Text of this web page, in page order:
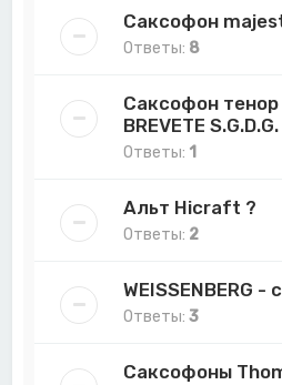
Саксофон
Ответы: 8
Саксофон
BREVETE S.G.D.G.
Ответы: 1
Альт Hicraft ?
Ответы: 2
WEISSENBERG
Ответы:3
Саксофоны